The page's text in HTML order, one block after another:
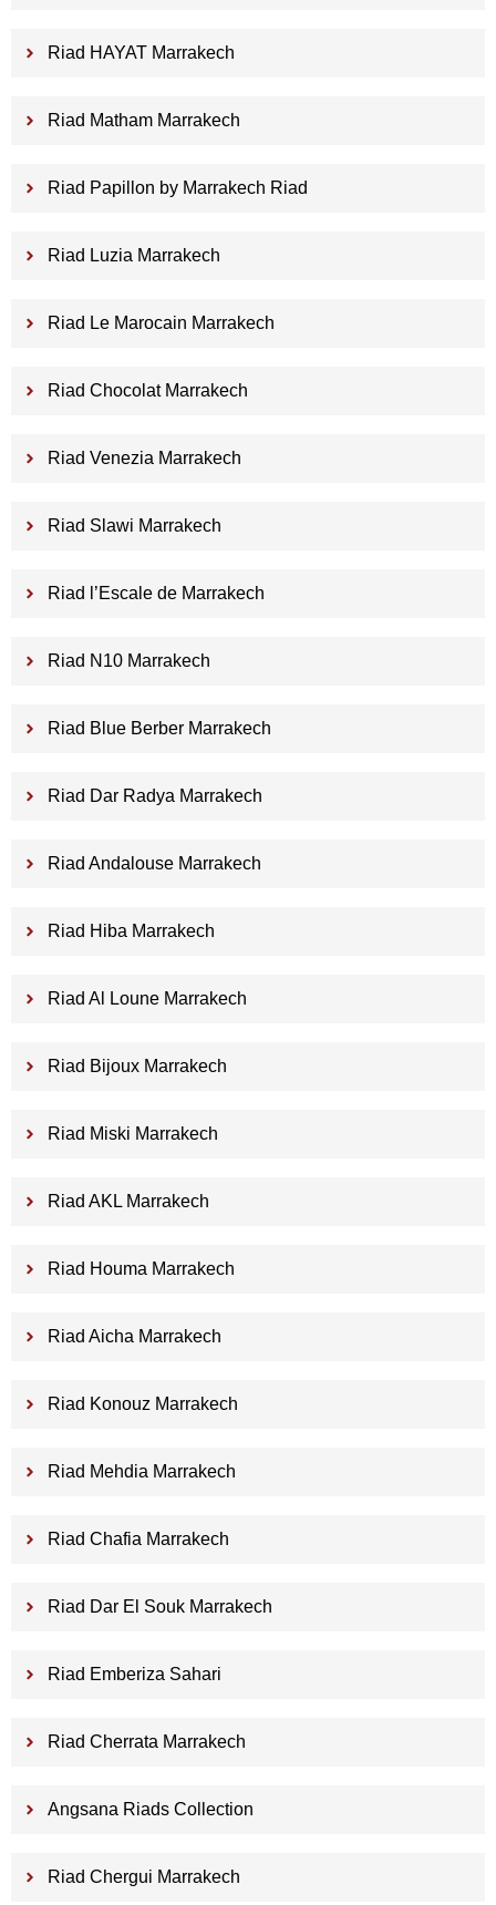
Riad HAYAT Marrakech
Riad Matham Marrakech
Riad Papillon by Marrakech Riad
Riad Luzia Marrakech
Riad Le Marocain Marrakech
Riad Chocolat Marrakech
Riad Venezia Marrakech
Riad Slawi Marrakech
Riad l’Escale de Marrakech
Riad N10 Marrakech
Riad Blue Berber Marrakech
Riad Dar Radya Marrakech
Riad Andalouse Marrakech
Riad Hiba Marrakech
Riad Al Loune Marrakech
Riad Bijoux Marrakech
Riad Miski Marrakech
Riad AKL Marrakech
Riad Houma Marrakech
Riad Aicha Marrakech
Riad Konouz Marrakech
Riad Mehdia Marrakech
Riad Chafia Marrakech
Riad Dar El Souk Marrakech
Riad Emberiza Sahari
Riad Cherrata Marrakech
Angsana Riads Collection
Riad Chergui Marrakech